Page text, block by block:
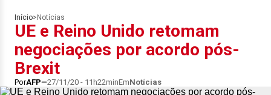
Início> Notícias
UE e Reino Unido retomam
negociações por acordo pós-
Brexit
PorAFP 27/11/20 - 11h22minEmNotícias